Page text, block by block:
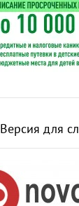
Версия для